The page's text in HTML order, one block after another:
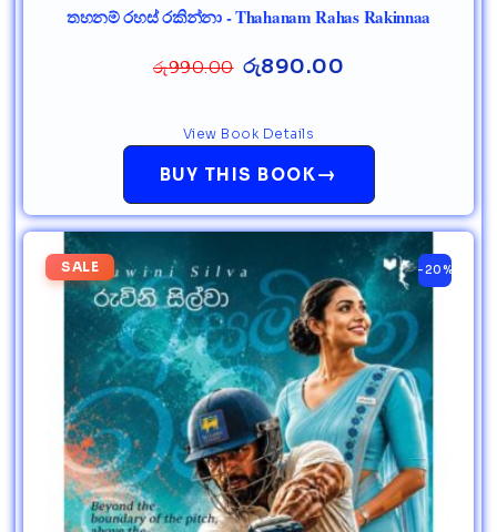
තහනම් රහස් රකින්නා - Thahanam Rahas Rakinnaa
රු990.00 රු890.00
BUY THIS BOOK→
View Book Details
SALE -20%